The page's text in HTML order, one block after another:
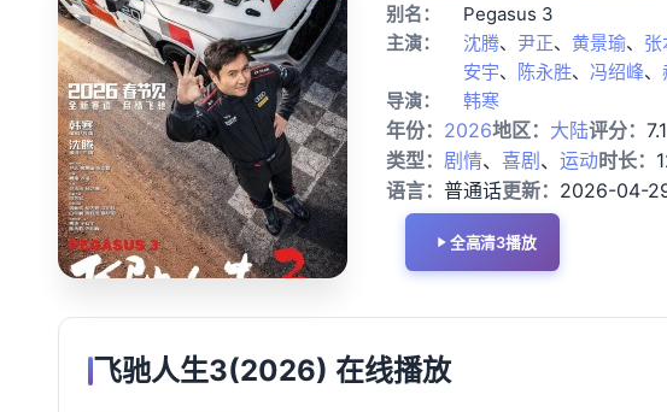
别名：
Pegasus 3
主演：
沈腾、 尹正、 黄景瑜、 张
安宇、 陈永胜、 冯绍峰、
导演：
韩寒
年份： 2026地区： 大陆评分： 7.1
类型： 剧情、 喜剧 、 运动时长：
语言： 普通话更新： 2026-04-
全高清3播放
飞驰人生3(2026) 在线播放